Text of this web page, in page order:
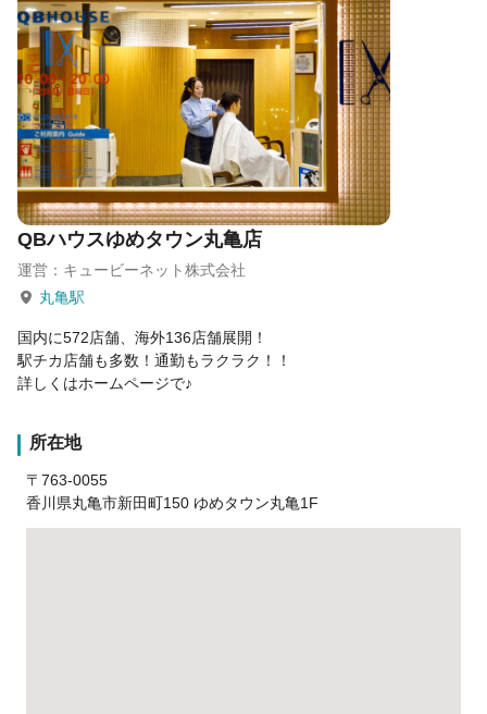
QBハウスゆめタウン丸亀店
運営：キュービーネット株式会社
丸亀駅
国内に572店舗、海外136店舗展開！
駅チカ店舗も多数！通勤もラクラク！！
詳しくはホームページで♪
所在地
〒763-0055
香川県丸亀市新田町150 ゆめタウン丸亀1F